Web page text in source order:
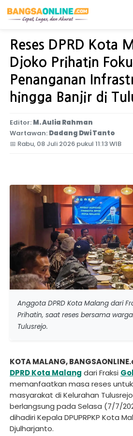
Home Jawa Timur
Reses DPRD Kota
Djoko Prihatin
Penanganan
hingga Banjir di
Editor: M. Aulia Rahman
Wartawan: Dadang Dwi Tanto
📅 Rabu, 08 Juli 2026 pukul 11:13 WIB
Anggota DPRD Kota Malang dari
Prihatin, saat reses bersama
Tulusrejo.
KOTA MALANG,
DPRD Kota Malang dari Fraksi
memanfaatkan masa reses
masyarakat di Kelurahan
berlangsung pada Selasa (7/7/
dihadiri Kepala DPUPRPKP Kota
Djulharjanto.